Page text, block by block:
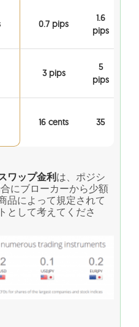
0.7 pips
1.6
pips
3 pips
5
pips
16 cents 35
ワップ金利 は、ポジシ
にブローカーから少額
品によって規定されて
として考えてくださ